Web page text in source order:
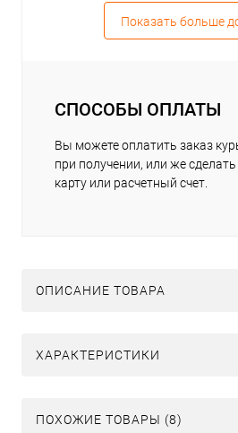
Показать больше
СПОСОБЫ ОПЛАТЫ
Вы можете оплатить заказ
при получении, или же
карту или расчетный счет.
ОПИСАНИЕ ТОВАРА
ХАРАКТЕРИСТИКИ
ПОХОЖИЕ ТОВАРЫ (8)